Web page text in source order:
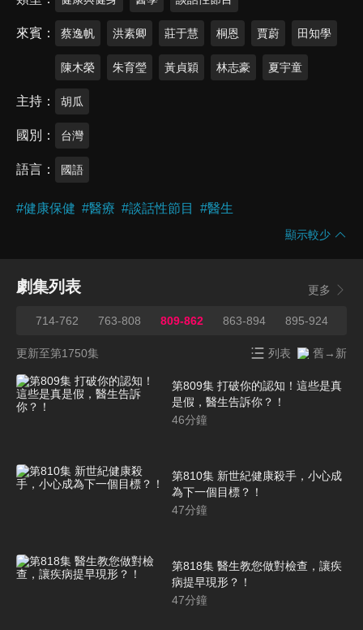
來賓 蔡逸帆 洪素卿 莊于慧 桐恩 賈蔚 田知學
陳木榮 朱育瑩 黃貞穎 林志豪 夏宇童
主持 胡瓜
國別 台灣
語言 國語
#健康保健 #醫療 #談話性節目 #醫生
顯示較少
劇集列表 更多
714-762 763-808 809-862 863-894 895-924
更新至第1750集 列表 舊→新
第809集 打破你的認知！這些是真
是假，醫生告訴你？！
46分鐘
第810集 新世紀健康殺手，小心成
為下一個目標？！
47分鐘
第818集 醫生教您做對檢查，讓疾
病提早現形？！
47分鐘